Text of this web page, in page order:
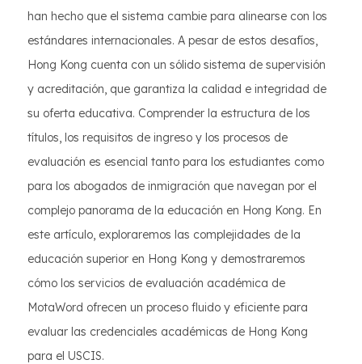
han hecho que el sistema cambie para alinearse con los
estándares internacionales. A pesar de estos desafíos,
Hong Kong cuenta con un sólido sistema de supervisión
y acreditación, que garantiza la calidad e integridad de
su oferta educativa. Comprender la estructura de los
títulos, los requisitos de ingreso y los procesos de
evaluación es esencial tanto para los estudiantes como
para los abogados de inmigración que navegan por el
complejo panorama de la educación en Hong Kong. En
este artículo, exploraremos las complejidades de la
educación superior en Hong Kong y demostraremos
cómo los servicios de evaluación académica de
MotaWord ofrecen un proceso fluido y eficiente para
evaluar las credenciales académicas de Hong Kong
para el USCIS.